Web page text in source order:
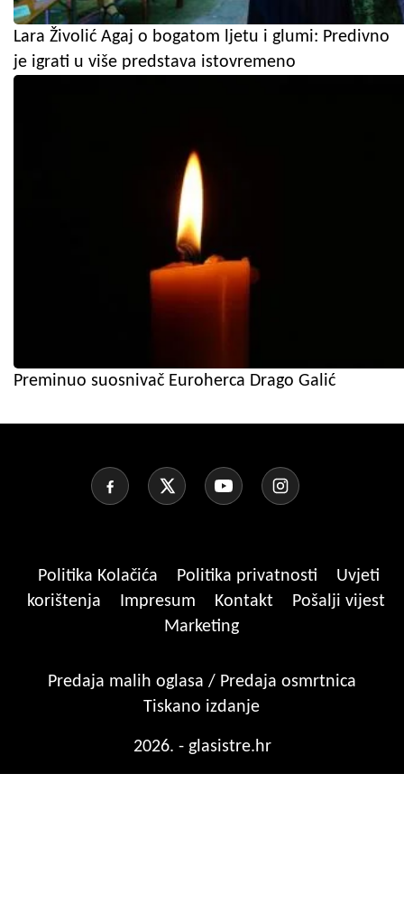
Lara Živolić Agaj o bogatom ljetu i glumi: Predivno
je igrati u više predstava istovremeno
Preminuo suosnivač Euroherca Drago Galić
Politika Kolačića Politika privatnosti
Uvjeti
korištenja
Impresum Kontakt
Pošalji vijest
Marketing
Predaja malih oglasa / Predaja osmrtnica
Tiskano izdanje
2026. - glasistre.hr